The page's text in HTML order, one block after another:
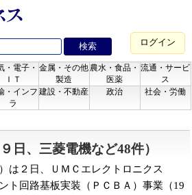
ログイン
・電子・
ＩＴ
金属・その他
製造
農水・食品・
医薬
流通・サービ
ス
・インフ
ラ
建設・不動産 政治 社会・労働
日、三菱電機など48件）
は２日、ＵＭＣエレクトロニクス
ト回路基板実装（ＰＣＢＡ）事業（19